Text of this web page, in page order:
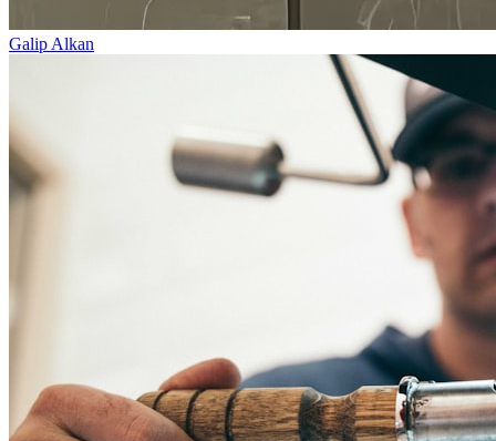
Galip Alkan